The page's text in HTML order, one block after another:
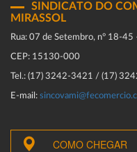
SINDICATO DO
MIRASSOL
Rua: 07 de Setembro, n° 18-
CEP: 15130-000
Tel.: (17) 3242-3421 / (17)
E-mail:
COMO CHEGAR